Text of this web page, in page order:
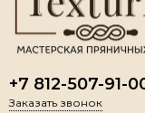
+7 812-507-91-
Заказать звонок